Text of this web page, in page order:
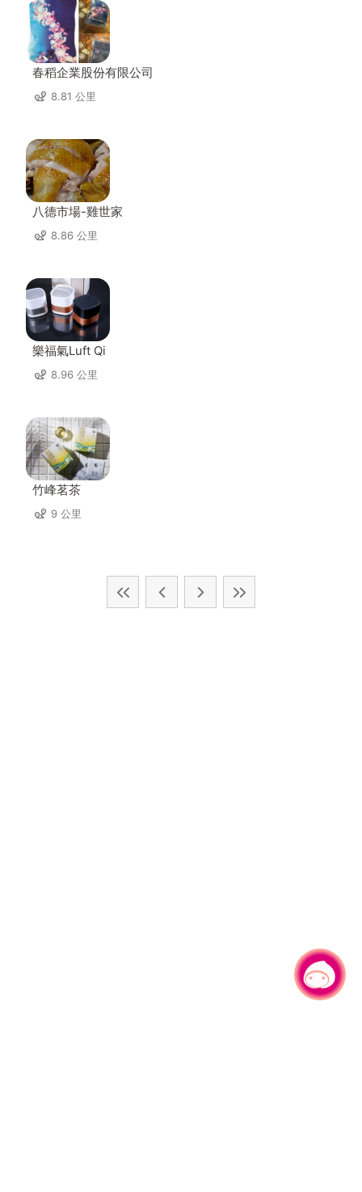
春稻企業股份有限公司
8.81 公里
八德市場-雞世家
8.86 公里
樂福氣Luft Qi
8.96 公里
竹峰茗茶
9 公里